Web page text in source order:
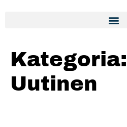
Kategoria:
Uutinen